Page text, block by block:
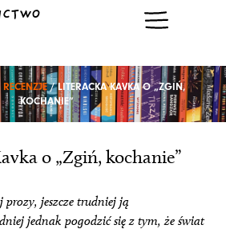
RECENZJE/ LITERACKA KAVKA O „ZGIŃ,
KOCHANIE”
o „Zgiń, kochanie”
prozy, jeszcze trudniej ją
jednak pogodzić się z tym, że świat